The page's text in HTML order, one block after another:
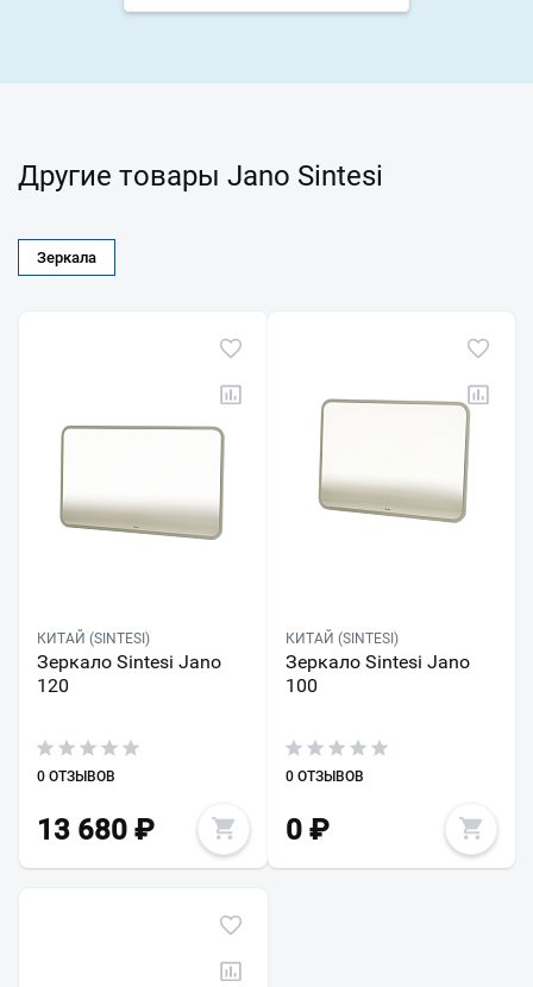
Другие товары Jano Sintesi
Зеркала
КИТАЙ (SINTESI)
Зеркало Sintesi Jano
120
0 ОТЗЫВОВ
13 680 ₽
КИТАЙ (SINTESI)
Зеркало Sintesi Jano
100
0 ОТЗЫВОВ
0₽